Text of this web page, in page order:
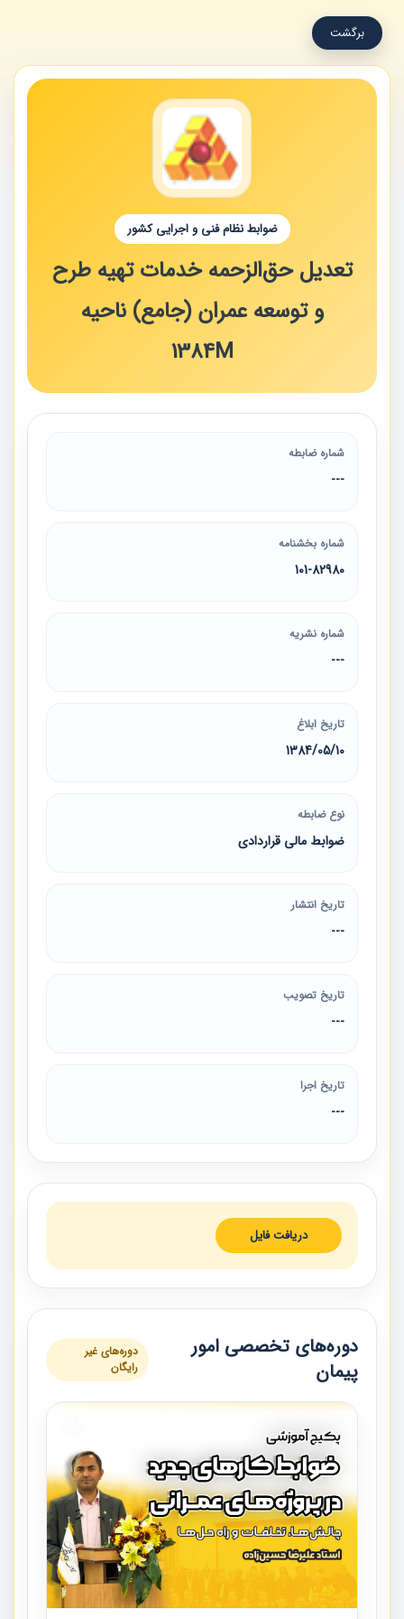
برگشت
ضوابط نظام فنی و اجرایی کشور
تعدیل حق‌الزحمه خدمات تهیه طرح
و توسعه عمران (جامع) ناحیه
1384M
شماره ضابطه
---
شماره بخشنامه
101-82980
شماره نشریه
---
تاریخ ابلاغ
1384/05/10
نوع ضابطه
ضوابط مالی قراردادی
تاریخ انتشار
---
تاریخ تصویب
---
تاریخ اجرا
---
دریافت فایل
دوره‌های تخصصی امور
پیمان
دوره‌های غیر
رایگان